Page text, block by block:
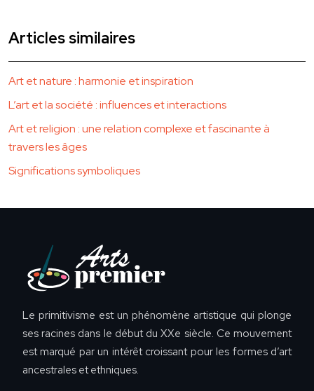
Articles similaires
Art et nature : harmonie et inspiration
L’art et la société : influences et interactions
Art et religion : une relation complexe et fascinante à
travers les âges
Significations symboliques
Le primitivisme est un phénomène artistique qui plonge
ses racines dans le début du XXe siècle. Ce mouvement
est marqué par un intérêt croissant pour les formes d’art
ancestrales et ethniques.